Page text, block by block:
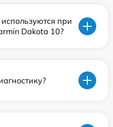
при
Dakota 10?